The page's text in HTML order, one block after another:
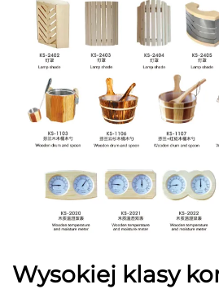
Wysokiej klasy